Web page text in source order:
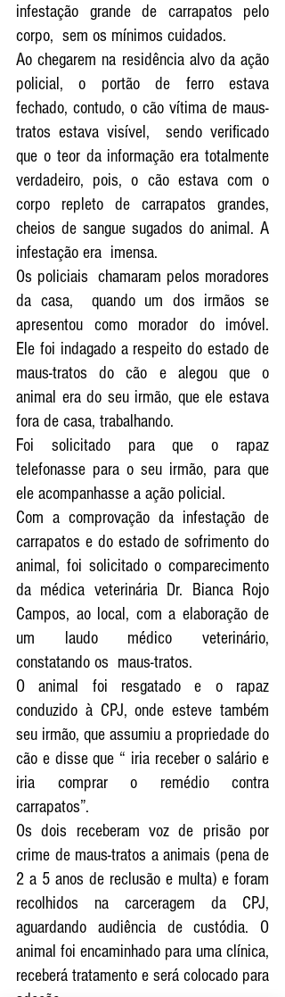
infestação grande de carrapatos pelo
corpo,  sem os mínimos cuidados.
Ao chegarem na residência alvo da ação
policial, o portão de ferro estava
fechado, contudo, o cão vítima de maus-
tratos estava visível,  sendo verificado
que o teor da informação era totalmente
verdadeiro, pois, o cão estava com o
corpo repleto de carrapatos grandes,
cheios de sangue sugados do animal. A
infestação era  imensa.
Os policiais  chamaram pelos moradores
da casa,  quando um dos irmãos se
apresentou como morador do imóvel.
Ele foi indagado a respeito do estado de
maus-tratos do cão e alegou que o
animal era do seu irmão, que ele estava
fora de casa, trabalhando.
Foi solicitado para que o rapaz
telefonasse para o seu irmão, para que
ele acompanhasse a ação policial.
Com a comprovação da infestação de
carrapatos e do estado de sofrimento do
animal, foi solicitado o comparecimento
da médica veterinária Dr. Bianca Rojo
Campos, ao local, com a elaboração de
um laudo médico veterinário,
constatando os  maus-tratos.
O animal foi resgatado e o rapaz
conduzido à CPJ, onde esteve também
seu irmão, que assumiu a propriedade do
cão e disse que “ iria receber o salário e
iria comprar o remédio contra
carrapatos”.
Os dois receberam voz de prisão por
crime de maus-tratos a animais (pena de
2 a 5 anos de reclusão e multa) e foram
recolhidos na carceragem da CPJ,
aguardando audiência de custódia. O
animal foi encaminhado para uma clínica,
receberá tratamento e será colocado para